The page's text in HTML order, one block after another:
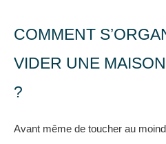
COMMENT
VIDER UNE
?
Avant même de toucher au